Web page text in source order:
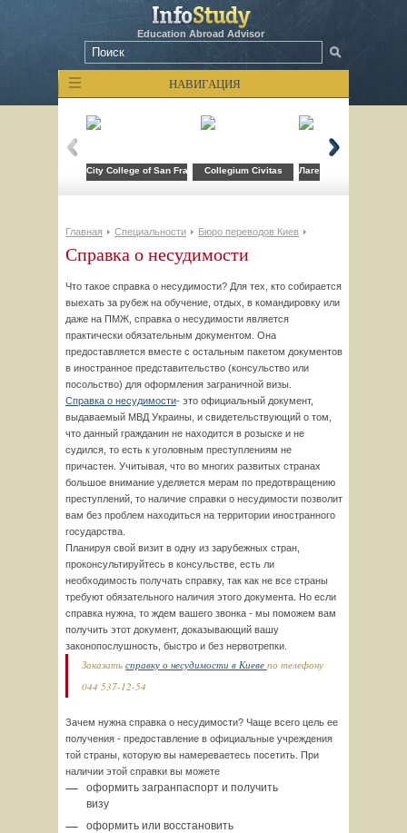
Education Abroad Advisor
НАВИГАЦИЯ
City College of San FranciscoCollegium Civitas Лагерь компьютерных
Главная Специальности Бюро переводов Киев
Справка о несудимости
Что такое справка о несудимости? Для тех, кто собирается
выехать за рубеж на обучение, отдых, в командировку или
даже на ПМЖ, справка о несудимости является
практически обязательным документом. Она
предоставляется вместе с остальным пакетом документов
в иностранное представительство (консульство или
посольство) для оформления заграничной визы.
Справка о несудимости- это официальный документ,
выдаваемый МВД Украины, и свидетельствующий о том,
что данный гражданин не находится в розыске и не
судился, то есть к уголовным преступлениям не
причастен. Учитывая, что во многих развитых странах
большое внимание уделяется мерам по предотвращению
преступлений, то наличие справки о несудимости позволит
вам без проблем находиться на территории иностранного
государства.
Планируя свой визит в одну из зарубежных стран,
проконсультируйтесь в консульстве, есть ли
необходимость получать справку, так как не все страны
требуют обязательного наличия этого документа. Но если
справка нужна, то ждем вашего звонка - мы поможем вам
получить этот документ, доказывающий вашу
законопослушность, быстро и без нервотрепки.
Заказать справку о несудимости в Киеве по телефону
044 537-12-54
Зачем нужна справка о несудимости? Чаще всего цель ее
получения - предоставление в официальные учреждения
той страны, которую вы намереваетесь посетить. При
наличии этой справки вы можете
оформить загранпаспорт и получить
визу
оформить или восстановить